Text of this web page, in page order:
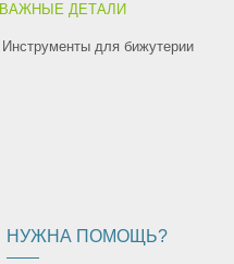
ВАЖНЫЕ ДЕТАЛИ
Инструменты для бижутерии
НУЖНА ПОМОЩЬ?